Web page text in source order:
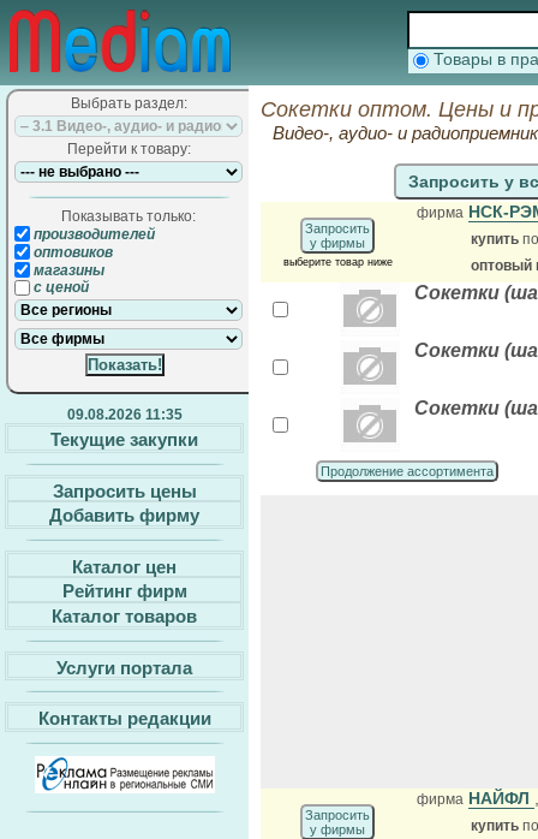
Товары в
Выбрать раздел:
Перейти к товару:
Показывать только:
производителей
оптовиков
магазины
с ценой
09.08.2026 11:35
Текущие закупки
Запросить цены
Добавить фирму
Каталог цен
Рейтинг фирм
Каталог товаров
Услуги портала
Контакты редакции
Сокетки оптом. Цены и
Видео-, аудио- и
Запросить у
Запросить
у фирмы
выберите товар ниже
фирма НСК-
купить
оптовый
Сокетки
Сокетки
Сокетки
Продолжение ассортимента
Запросить
у фирмы
фирма НАЙФЛ
купить